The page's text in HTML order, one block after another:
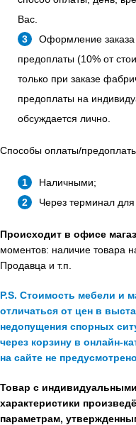
Вас.
Оформление заказа
предоплаты (10% от
только при заказе
предоплаты на
обсуждается лично.
Способы оплаты/
Наличными;
Через терминал для
Происходит в офисе
моментов: наличие товара
Продавца и т.п.
P.S. Стоимость мебели и
отличаться от цен в
недопущения спорных
через корзину в онлайн-
на сайте не
Товар с индивидуальными
характеристики
параметрам,